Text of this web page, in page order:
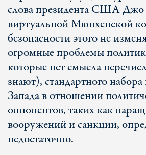
слова президента США Джо
виртуальной Мюнхенской
безопасности этого не
огромные проблемы
которые нет смысла
знают), стандартного
Запада в отношении
оппонентов, таких как
вооружений и санкции,
недостаточно.